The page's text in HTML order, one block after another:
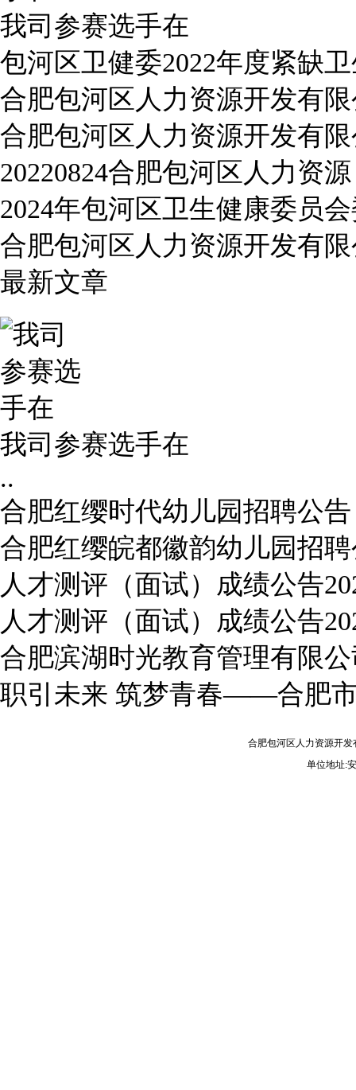
我司参赛选手在
包河区卫健委2022年度紧缺
合肥包河区人力资源开发有
合肥包河区人力资源开发有
20220824合肥包河区人力资源
2024年包河区卫生健康委员
合肥包河区人力资源开发有
最新文章
我司参赛选手在
..
合肥红缨时代幼儿园招聘公告
合肥红缨皖都徽韵幼儿园招
人才测评（面试）成绩公告
人才测评（面试）成绩公告
合肥滨湖时光教育管理有限
职引未来 筑梦青春——合肥
合肥包河区人力资源开
单位地址: